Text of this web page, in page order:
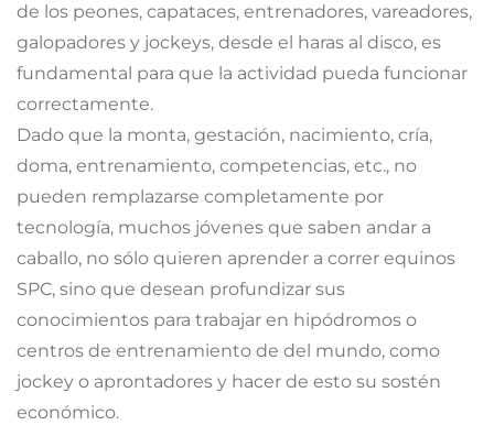
de los peones, capataces, entrenadores, vareadores,
galopadores y jockeys, desde el haras al disco, es
fundamental para que la actividad pueda funcionar
correctamente.
Dado que la monta, gestación, nacimiento, cría,
doma, entrenamiento, competencias, etc., no
pueden remplazarse completamente por
tecnología, muchos jóvenes que saben andar a
caballo, no sólo quieren aprender a correr equinos
SPC, sino que desean profundizar sus
conocimientos para trabajar en hipódromos o
centros de entrenamiento de del mundo, como
jockey o aprontadores y hacer de esto su sostén
económico.